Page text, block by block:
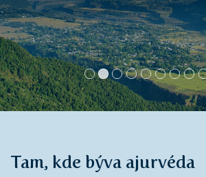
Tam, kde býva ajurvéda